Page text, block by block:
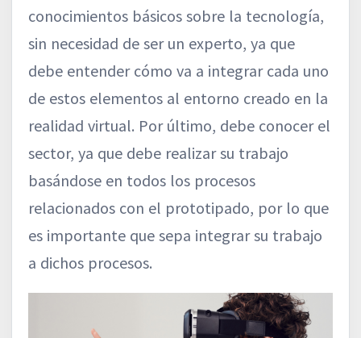
conocimientos básicos sobre la tecnología,
sin necesidad de ser un experto, ya que
debe entender cómo va a integrar cada uno
de estos elementos al entorno creado en la
realidad virtual. Por último, debe conocer el
sector, ya que debe realizar su trabajo
basándose en todos los procesos
relacionados con el prototipado, por lo que
es importante que sepa integrar su trabajo
a dichos procesos.